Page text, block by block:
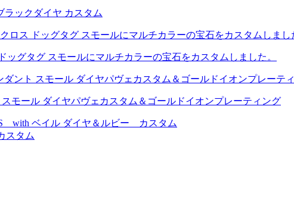
ラックダイヤ カスタム
グタグ スモールにマルチカラーの宝石をカスタムしました。
モール ダイヤパヴェカスタム＆ゴールドイオンプレーティング
with ベイル ダイヤ＆ルビー カスタム
スタム